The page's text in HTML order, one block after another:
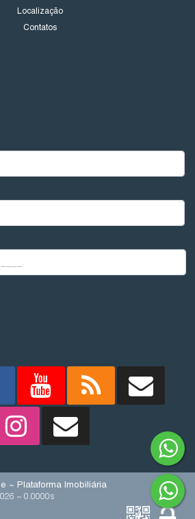
Localização
Contatos
~ Plataforma Imobiliária
~ 0.0000s